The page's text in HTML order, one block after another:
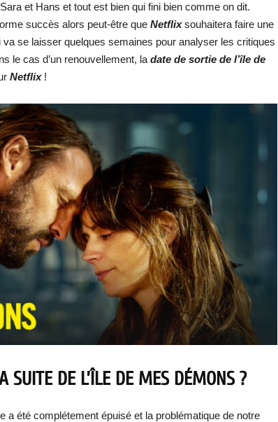
et Hans et tout est bien qui fini bien comme on dit.
succès alors peut-être que Netflixsouhaitera faire une
se laisser quelques semaines pour analyser les critiques
le cas d’un renouvellement, la date de sortie de l’île de
Netflix !
SUITE DE L’ÎLE DE MES DÉMONS ?
a été complétement épuisé et la problématique de notre